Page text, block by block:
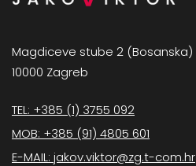
Magdiceve stube 2 (Bosanska)
10000 Zagreb
TEL: +385 (1) 3755 092
MOB: +385 (91) 4805 601
E-MAIL: jakov.viktor@zg.t-com.hr